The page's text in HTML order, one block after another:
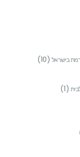
בישראל (10)
(1)